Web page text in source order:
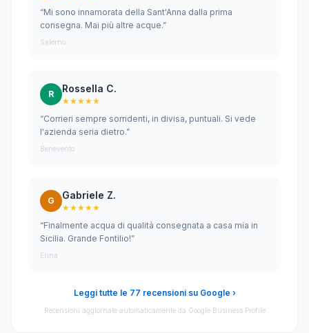
“Mi sono innamorata della Sant'Anna dalla prima
consegna. Mai più altre acque.”
Salerno
R Rossella C.
★★★★★
“Corrieri sempre sorridenti, in divisa, puntuali. Si vede
l'azienda seria dietro.”
Benevento
G Gabriele Z.
★★★★★
“Finalmente acqua di qualità consegnata a casa mia in
Sicilia. Grande Fontilio!”
Enna
Leggi tutte le 77 recensioni su Google ›
Recensioni aggiornate automaticamente da Google Business Profile